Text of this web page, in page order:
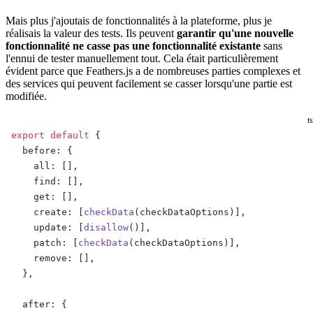
  const
deleteResult: Department = await app
    .
service(serviceName)
    .
remove (result._id)
  expect
(deleteResult).toBeDefined()
  expect
  expect
(deleteResult).
Mais plus j'ajoutais de fonctionnalités à la plateforme, plus je
réalisais la valeur des tests. Ils peuvent garantir qu'une nouvelle
fonctionnalité ne casse pas une fonctionnalité existante sans
l'ennui de tester manuellement tout. Cela était particulièrement
évident parce que Feathers.js a de nombreuses parties complexes et
des services qui peuvent facilement se casser lorsqu'une partie est
modifiée.
ts
export default {
  before: {
    all: [],
    find: [],
    get: [],
    create: [
checkData (checkDataOptions)],
    update: [
disallow()],
    patch: [
checkData (checkDataOptions)],
    remove: [],
  },
  after: {